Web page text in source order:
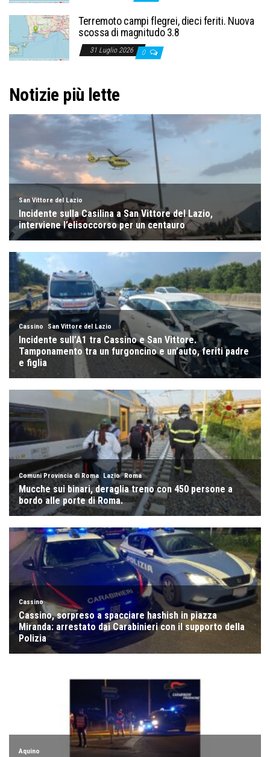
Terremoto campi flegrei, dieci feriti. Nuova
scossa di magnitudo 3.8
31 Luglio 2026 0
Notizie più lette